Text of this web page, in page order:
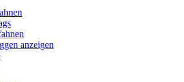
anzeigen